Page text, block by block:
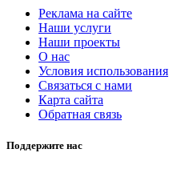
Реклама на сайте
Наши услуги
Наши проекты
О нас
Условия использования
Связаться с нами
Карта сайта
Обратная связь
Поддержите нас